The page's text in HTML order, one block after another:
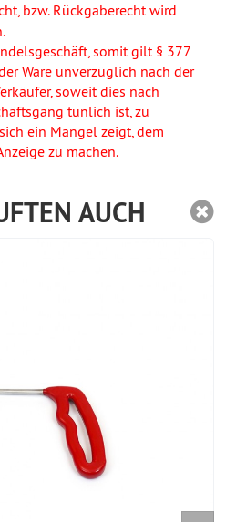
bzw. Rückgaberecht wird
somit gilt § 377
Ware unverzüglich nach der
soweit dies nach
tunlich ist, zu
ein Mangel zeigt, dem
zu machen.
AUCH